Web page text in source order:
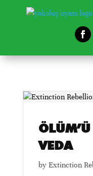
VEDA
by Extinction